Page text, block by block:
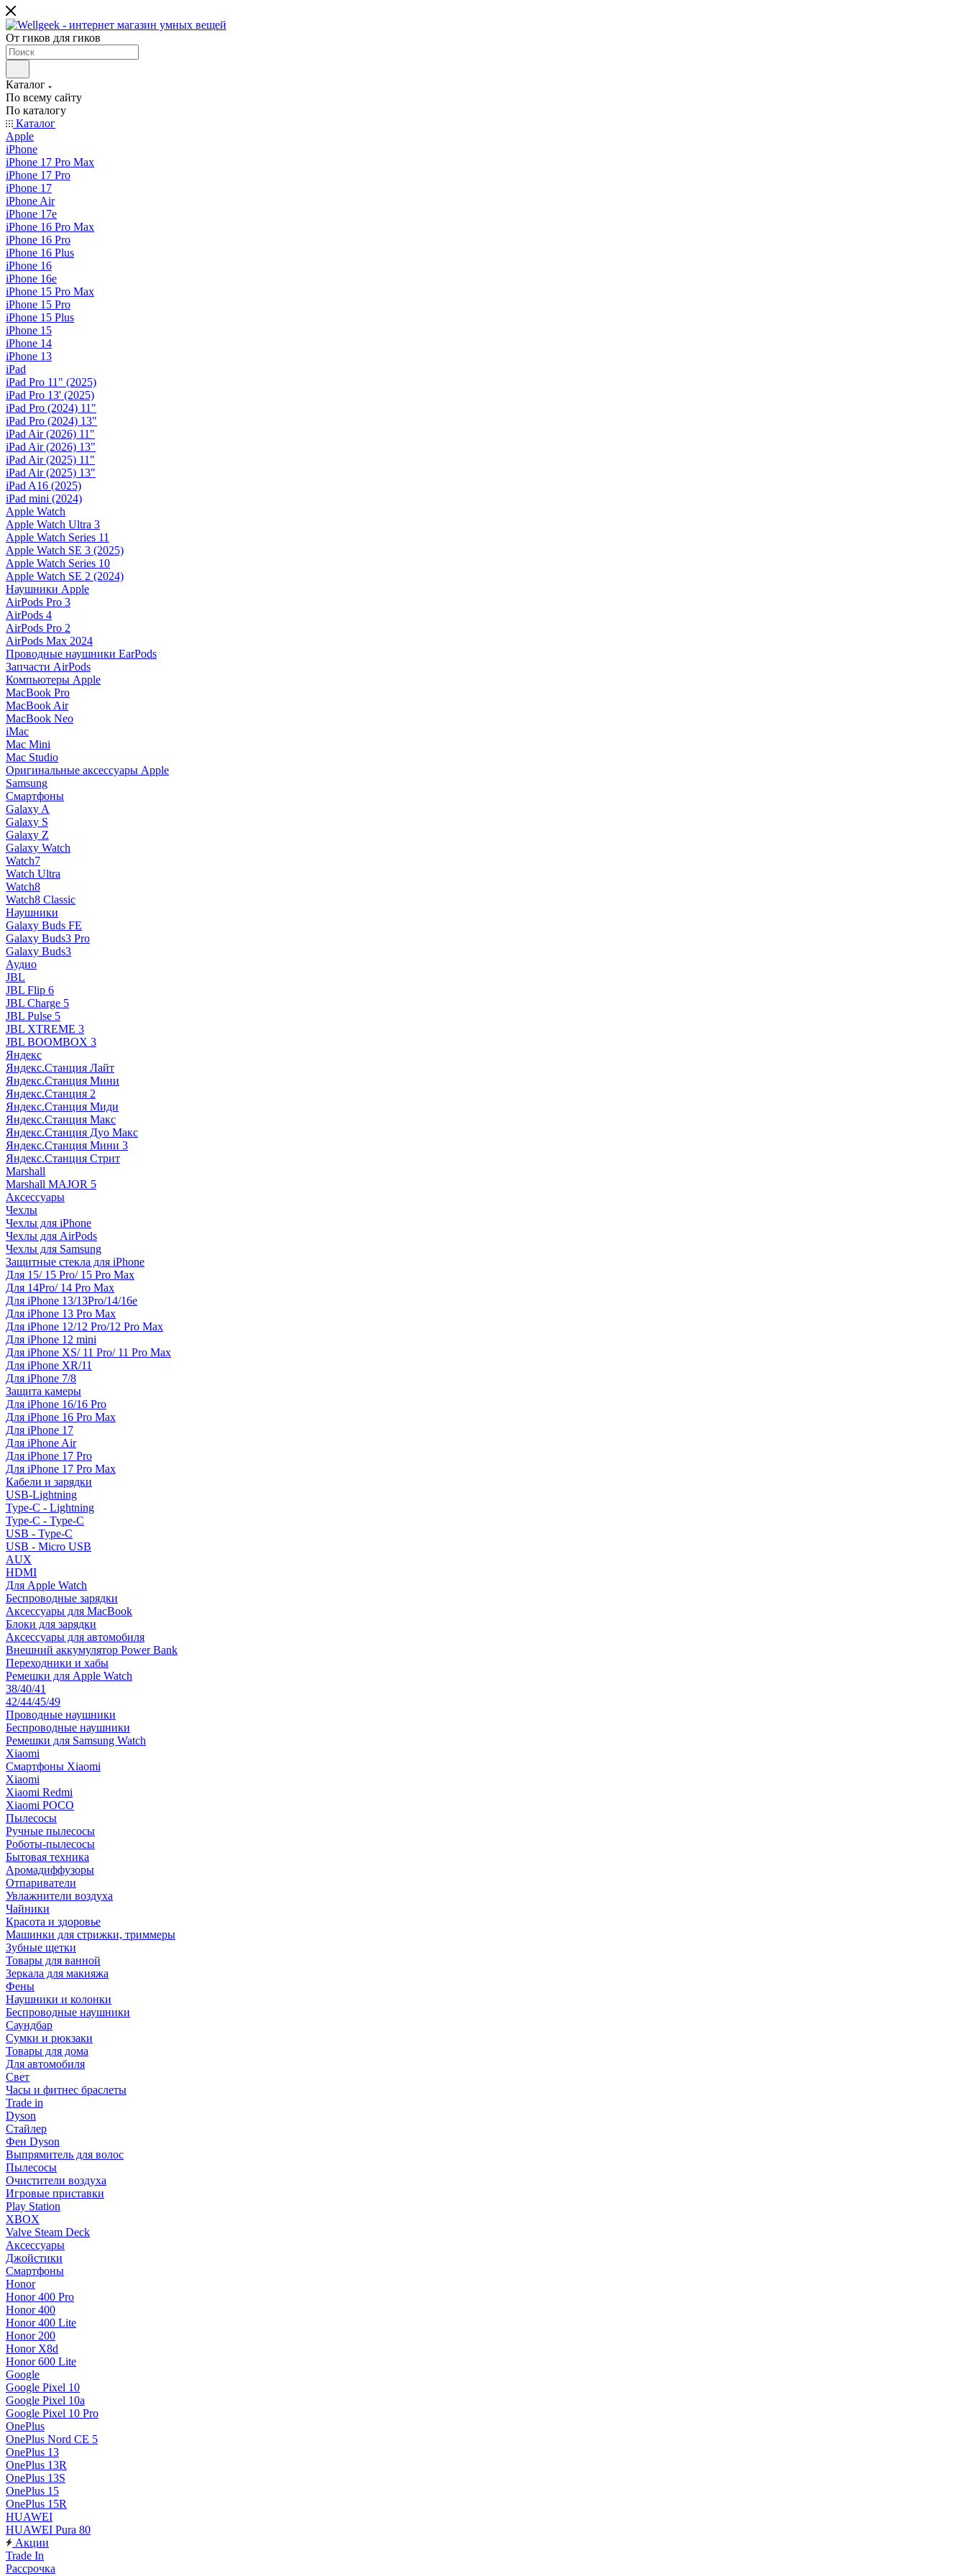
От гиков для гиков
Каталог
По всему сайту
По каталогу
Каталог
Apple
iPhone
iPhone 17 Pro Max
iPhone 17 Pro
iPhone 17
iPhone Air
iPhone 17e
iPhone 16 Pro Max
iPhone 16 Pro
iPhone 16 Plus
iPhone 16
iPhone 16e
iPhone 15 Pro Max
iPhone 15 Pro
iPhone 15 Plus
iPhone 15
iPhone 14
iPhone 13
iPad
iPad Pro 11" (2025)
iPad Pro 13' (2025)
iPad Pro (2024) 11"
iPad Pro (2024) 13"
iPad Air (2026) 11"
iPad Air (2026) 13"
iPad Air (2025) 11"
iPad Air (2025) 13"
iPad A16 (2025)
iPad mini (2024)
Apple Watch
Apple Watch Ultra 3
Apple Watch Series 11
Apple Watch SE 3 (2025)
Apple Watch Series 10
Apple Watch SE 2 (2024)
Наушники Apple
AirPods Pro 3
AirPods 4
AirPods Pro 2
AirPods Max 2024
Проводные наушники EarPods
Запчасти AirPods
Компьютеры Apple
MacBook Pro
MacBook Air
MacBook Neo
iMac
Mac Mini
Mac Studio
Оригинальные аксессуары Apple
Samsung
Смартфоны
Galaxy A
Galaxy S
Galaxy Z
Galaxy Watch
Watch7
Watch Ultra
Watch8
Watch8 Classic
Наушники
Galaxy Buds FE
Galaxy Buds3 Pro
Galaxy Buds3
Аудио
JBL
JBL Flip 6
JBL Charge 5
JBL Pulse 5
JBL XTREME 3
JBL BOOMBOX 3
Яндекс
Яндекс.Станция Лайт
Яндекс.Станция Мини
Яндекс.Станция 2
Яндекс.Станция Миди
Яндекс.Станция Макс
Яндекс.Станция Дуо Макс
Яндекс.Станция Мини 3
Яндекс.Станция Стрит
Marshall
Marshall MAJOR 5
Аксессуары
Чехлы
Чехлы для iPhone
Чехлы для AirPods
Чехлы для Samsung
Защитные стекла для iPhone
Для 15/ 15 Pro/ 15 Pro Max
Для 14Pro/ 14 Pro Max
Для iPhone 13/13Pro/14/16e
Для iPhone 13 Pro Max
Для iPhone 12/12 Pro/12 Pro Max
Для iPhone 12 mini
Для iPhone XS/ 11 Pro/ 11 Pro Max
Для iPhone XR/11
Для iPhone 7/8
Защита камеры
Для iPhone 16/16 Pro
Для iPhone 16 Pro Max
Для iPhone 17
Для iPhone Air
Для iPhone 17 Pro
Для iPhone 17 Pro Max
Кабели и зарядки
USB-Lightning
Type-C - Lightning
Type-C - Type-C
USB - Type-C
USB - Micro USB
AUX
HDMI
Для Apple Watch
Беспроводные зарядки
Аксессуары для MacBook
Блоки для зарядки
Аксессуары для автомобиля
Внешний аккумулятор Power Bank
Переходники и хабы
Ремешки для Apple Watch
38/40/41
42/44/45/49
Проводные наушники
Беспроводные наушники
Ремешки для Samsung Watch
Xiaomi
Смартфоны Xiaomi
Xiaomi
Xiaomi Redmi
Xiaomi POCO
Пылесосы
Ручные пылесосы
Роботы-пылесосы
Бытовая техника
Аромадиффузоры
Отпариватели
Увлажнители воздуха
Чайники
Красота и здоровье
Машинки для стрижки, триммеры
Зубные щетки
Товары для ванной
Зеркала для макияжа
Фены
Наушники и колонки
Беспроводные наушники
Саундбар
Сумки и рюкзаки
Товары для дома
Для автомобиля
Свет
Часы и фитнес браслеты
Trade in
Dyson
Стайлер
Фен Dyson
Выпрямитель для волос
Пылесосы
Очистители воздуха
Игровые приставки
Play Station
XBOX
Valve Steam Deck
Аксессуары
Джойстики
Смартфоны
Honor
Honor 400 Pro
Honor 400
Honor 400 Lite
Honor 200
Honor X8d
Honor 600 Lite
Google
Google Pixel 10
Google Pixel 10a
Google Pixel 10 Pro
OnePlus
OnePlus Nord CE 5
OnePlus 13
OnePlus 13R
OnePlus 13S
OnePlus 15
OnePlus 15R
HUAWEI
HUAWEI Pura 80
Акции
Trade In
Рассрочка